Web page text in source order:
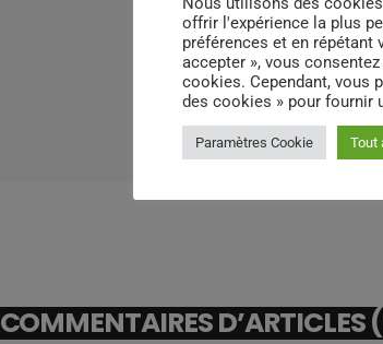
COMMENTAIRES D’ARTICLES
offrir l'expérience la plus
préférences et en répétant
accepter », vous
cookies. Cependant, vous
des cookies » pour fournir
Paramètres Cookie Tout